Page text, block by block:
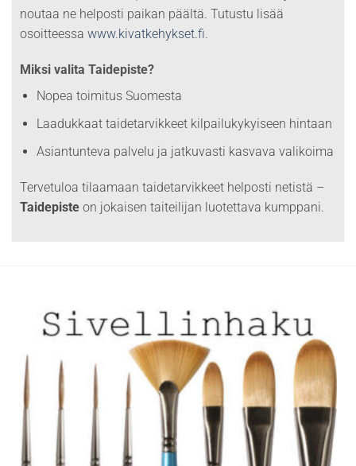
noutaa ne helposti paikan päältä. Tutustu lisää
osoitteessa www.kivatkehykset.fi.
Miksi valita Taidepiste?
Nopea toimitus Suomesta
Laadukkaat taidetarvikkeet kilpailukykyiseen hintaan
Asiantunteva palvelu ja jatkuvasti kasvava valikoima
Tervetuloa tilaamaan taidetarvikkeet helposti netistä –
Taidepiste on jokaisen taiteilijan luotettava kumppani.